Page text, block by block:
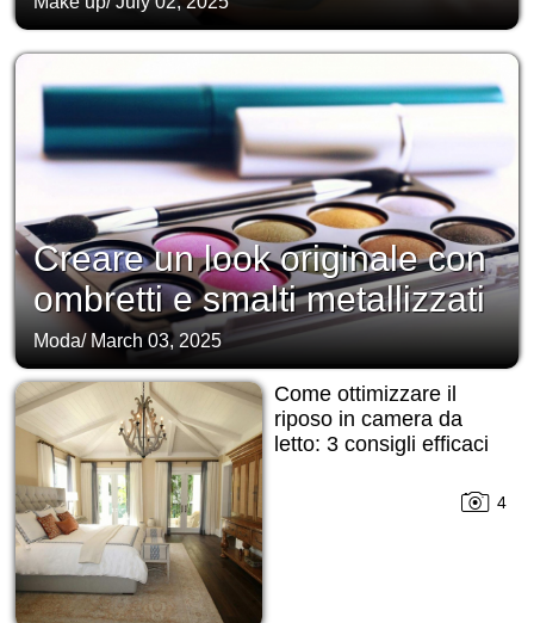
Creare un look originale con
ombretti e smalti metallizzati
Moda/ March 03, 2025
Come ottimizzare il
riposo in camera da
letto: 3 consigli efficaci
4